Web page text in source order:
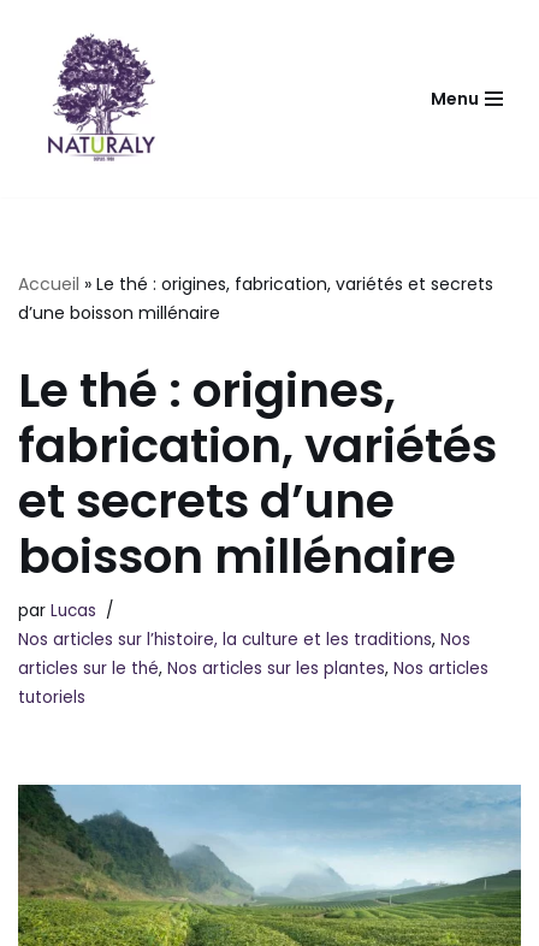
contenu
Menu
Accueil » Le thé : origines, fabrication, variétés et secrets
d’une boisson millénaire
Le thé : origines,
fabrication, variétés
et secrets d’une
boisson millénaire
par Lucas
Nos articles sur l’histoire, la culture et les traditions, Nos
articles sur le thé, Nos articles sur les plantes, Nos articles
tutoriels